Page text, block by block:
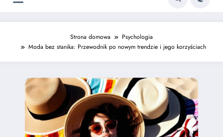
Strona domowa
Psychologia
Moda bez stanika: Przewodnik po nowym trendzie i jego korzyściach